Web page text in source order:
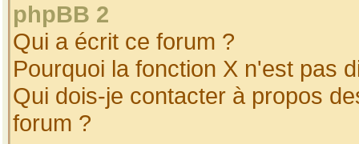
phpBB 2
Qui a écrit ce forum ?
Pourquoi la fonction X n'est pas
Qui dois-je contacter à propos
forum ?